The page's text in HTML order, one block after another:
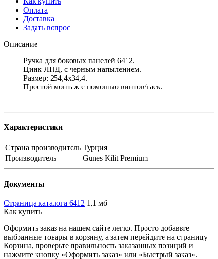
Оплата
Доставка
Задать вопрос
Описание
Ручка для боковых панелей 6412.
Цинк ЛПД, с черным напылением.
Размер: 254,4х34,4.
Простой монтаж с помощью винтов/гаек.
Характеристики
Страна производитель Турция
Производитель
Gunes Kilit Premium
Документы
Страница каталога 6412 1,1 мб
Как купить
Оформить заказ на нашем сайте легко. Просто добавьте
выбранные товары в корзину, а затем перейдите на страницу
Корзина, проверьте правильность заказанных позиций и
нажмите кнопку «Оформить заказ» или «Быстрый заказ».